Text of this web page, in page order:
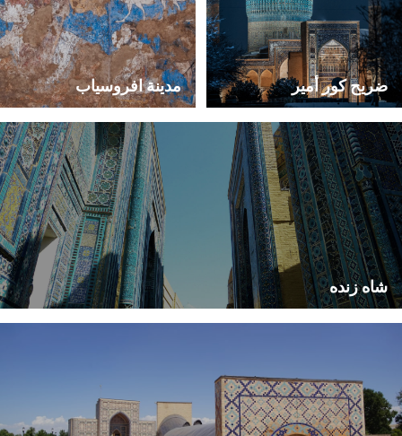
ضريح كور أمير مدينة افروسياب
شاه زنده